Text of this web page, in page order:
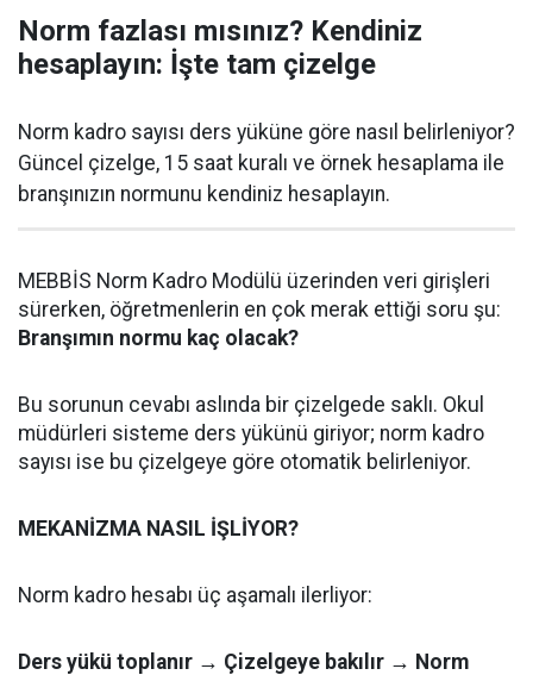
Norm fazlası mısınız? Kendiniz
hesaplayın: İşte tam çizelge
Norm kadro sayısı ders yüküne göre nasıl belirleniyor?
Güncel çizelge, 15 saat kuralı ve örnek hesaplama ile
branşınızın normunu kendiniz hesaplayın.
MEBBİS Norm Kadro Modülü üzerinden veri girişleri
sürerken, öğretmenlerin en çok merak ettiği soru şu:
Branşımın normu kaç olacak?
Bu sorunun cevabı aslında bir çizelgede saklı. Okul
müdürleri sisteme ders yükünü giriyor; norm kadro
sayısı ise bu çizelgeye göre otomatik belirleniyor.
MEKANİZMA NASIL İŞLİYOR?
Norm kadro hesabı üç aşamalı ilerliyor:
Ders yükü toplanır → Çizelgeye bakılır → Norm